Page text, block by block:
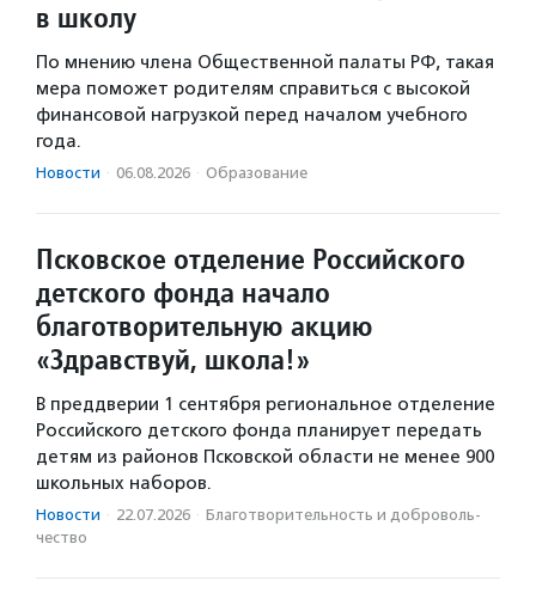
в школу
По мнению члена Общественной палаты РФ, такая
мера поможет родителям справиться с высокой
финансовой нагрузкой перед началом учебного
года.
Новости · 06.08.2026 · Образование
Псковское отделение Российского
детского фонда начало
благотворительную акцию
«Здравствуй, школа!»
В преддверии 1 сентября региональное отделение
Российского детского фонда планирует передать
детям из районов Псковской области не менее 900
школьных наборов.
Новости · 22.07.2026 · Благотвори­тель­ность и доброволь­
чест­во